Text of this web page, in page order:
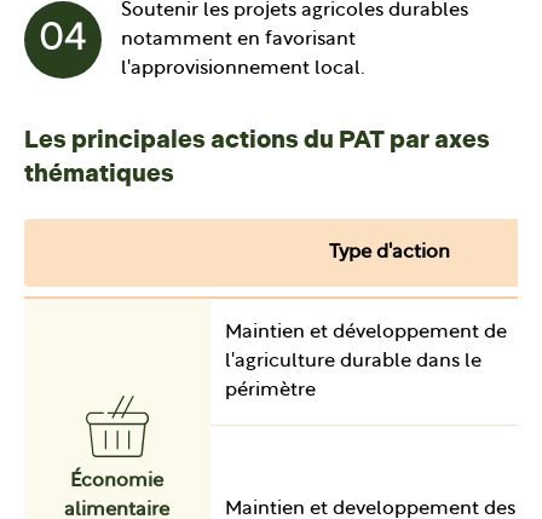
04
Soutenir les projets agricoles durables
notamment en favorisant
l'approvisionnement local.
Les principales actions du PAT par axes
thématiques
Type d'action
Économie
alimentaire
Maintien et développement de
l'agriculture durable dans le
périmètre
Maintien et developpement des